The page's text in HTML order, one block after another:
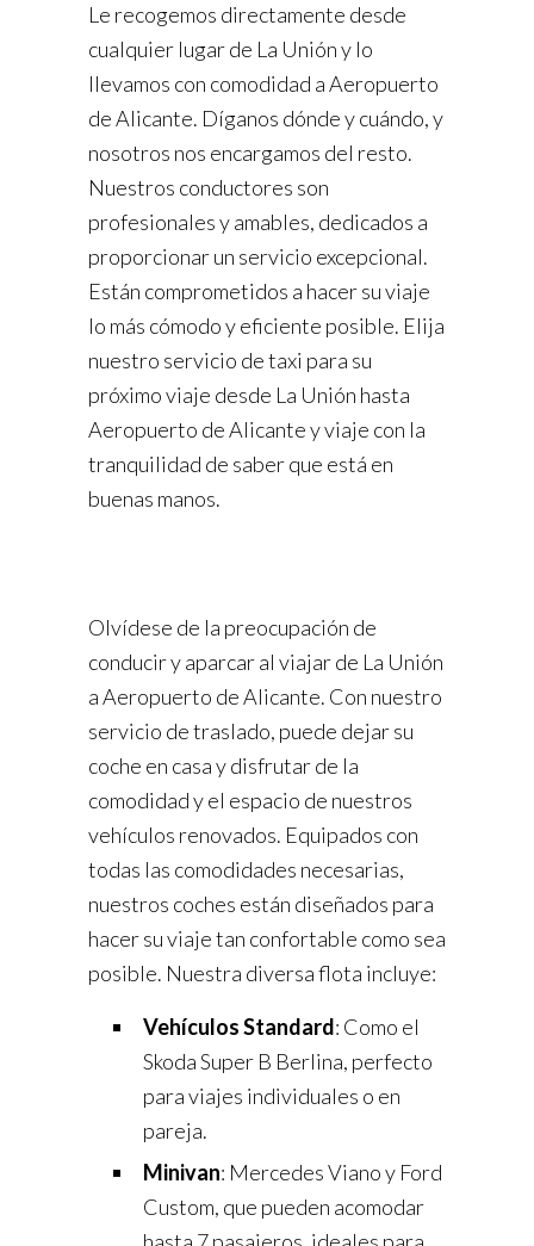
Le recogemos directamente desde
cualquier lugar de La Unión y lo
llevamos con comodidad a Aeropuerto
de Alicante. Díganos dónde y cuándo, y
nosotros nos encargamos del resto.
Nuestros conductores son
profesionales y amables, dedicados a
proporcionar un servicio excepcional.
Están comprometidos a hacer su viaje
lo más cómodo y eficiente posible. Elija
nuestro servicio de taxi para su
próximo viaje desde La Unión hasta
Aeropuerto de Alicante y viaje con la
tranquilidad de saber que está en
buenas manos.
Olvídese de la preocupación de
conducir y aparcar al viajar de La Unión
a Aeropuerto de Alicante. Con nuestro
servicio de traslado, puede dejar su
coche en casa y disfrutar de la
comodidad y el espacio de nuestros
vehículos renovados. Equipados con
todas las comodidades necesarias,
nuestros coches están diseñados para
hacer su viaje tan confortable como sea
posible. Nuestra diversa flota incluye:
Vehículos Standard: Como el
Skoda Super B Berlina, perfecto
para viajes individuales o en
pareja.
Minivan: Mercedes Viano y Ford
Custom, que pueden acomodar